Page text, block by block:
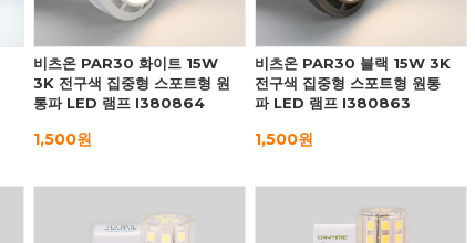
비츠온 PAR30 화이트 15W
3K 전구색 집중형 스포트형 원
통파 LED 램프 I380864
1,500원
비츠온 PAR30 블랙 15W 3K
전구색 집중형 스포트형 원통
파 LED 램프 I380863
1,500원